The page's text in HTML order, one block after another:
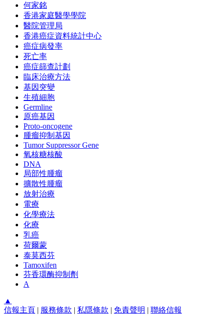
何家銘
香港家庭醫學學院
醫院管理局
香港癌症資料統計中心
癌症病發率
死亡率
癌症篩查計劃
臨床治療方法
基因突變
生殖細胞
Germline
原癌基因
Proto-oncogene
腫瘤抑制基因
Tumor Suppressor Gene
氧核糖核酸
DNA
局部性腫瘤
擴散性腫瘤
放射治療
電療
化學療法
化療
乳癌
荷爾蒙
泰莫西芬
Tamoxifen
芬香環酶抑制劑
A
▲
信報主頁 | 服務條款 | 私隱條款 | 免責聲明 | 聯絡信報